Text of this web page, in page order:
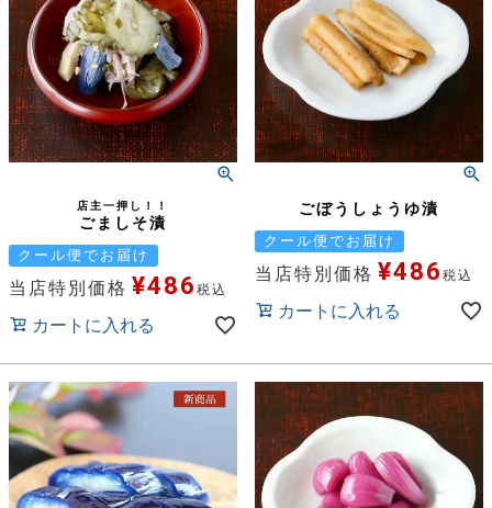
店主一押し！！
ごましそ漬
クール便でお届け
当店特別価格 ¥486 税込
カートに入れる
ごぼうしょうゆ漬
クール便でお届け
当店特別価格 ¥486 税込
カートに入れる